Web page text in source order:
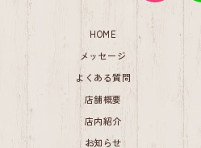
HOME
メッセージ
よくある質問
店舗概要
店内紹介
お知らせ